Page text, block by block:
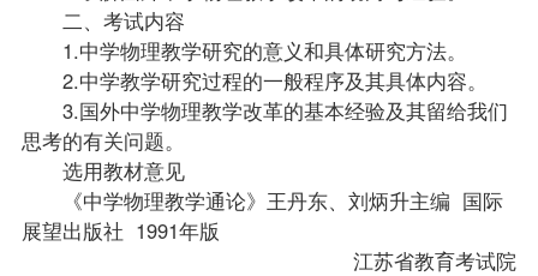
二、考试内容
1.中学物理教学研究的意义和具体研究方法。
2.中学教学研究过程的一般程序及其具体内容。
3.国外中学物理教学改革的基本经验及其留给我们
思考的有关问题。
选用教材意见
《中学物理教学通论》王丹东、刘炳升主编 国际
展望出版社 1991年版
江苏省教育考试院